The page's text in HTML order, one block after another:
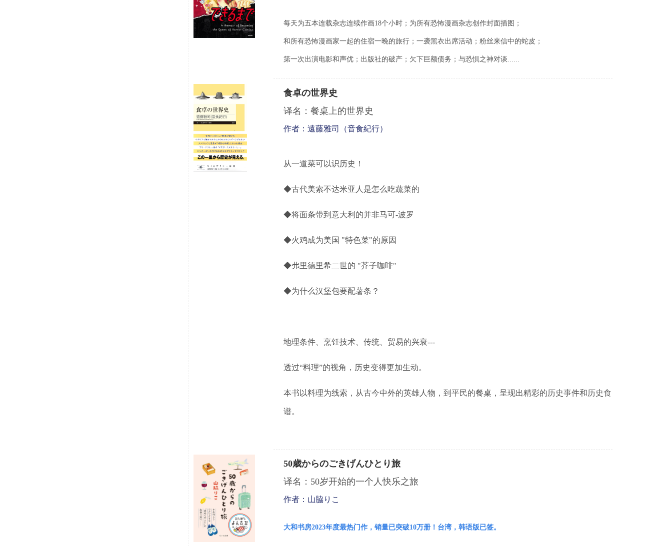
每天为五本连载杂志连续作画18个小时 ； 为所有恐怖漫画杂志创作封面插图 ；
和所有恐怖漫画家一起的住宿一晚的旅行；一袭黑衣出席活动 ；粉丝来信中的蛇皮；
第一次出演电影和声优；出版社的破产 ；欠下巨额债务 ；与恐惧之神对谈......
食卓の世界史
译名：餐桌上的世界史
作者：遠藤雅司（音食紀行）
从一道菜可以识历史！
◆古代美索不达米亚人是怎么吃蔬菜的
◆将面条带到意大利的并非马可-波罗
◆火鸡成为美国 "特色菜"的原因
◆弗里德里希二世的 "芥子咖啡"
◆为什么汉堡包要配薯条？
地理条件、烹饪技术、传统、贸易的兴衰---
透过“料理”的视角，历史变得更加生动。
本书以料理为线索，从古今中外的英雄人物，到平民的餐桌，呈现出精彩的历史事件和历史食
谱。
50歳からのごきげんひとり旅
译名：50岁开始的一个人快乐之旅
作者：山脇りこ
大和书房2023年度最热门作，销量已突破10万册！台湾，韩语版已签。